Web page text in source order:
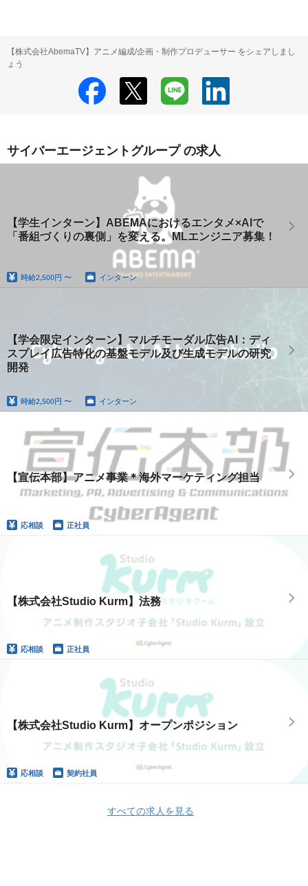
【株式会社AbemaTV】アニメ編成/企画・制作プロデューサー をシェアしまし
ょう
サイバーエージェントグループ の求人
【学生インターン】ABEMAにおけるエンタメ×AIで
「番組づくりの裏側」を変える。MLエンジニア募集！
時給2,500円 〜 インターン
【学会限定インターン】マルチモーダル広告AI：ディ
スプレイ広告特化の基盤モデル及び生成モデルの研究
開発
時給2,500円 〜 インターン
【宣伝本部】アニメ事業＊海外マーケティング担当
応相談 正社員
【株式会社Studio Kurm】法務
応相談 正社員
【株式会社Studio Kurm】オープンポジション
応相談 契約社員
すべての求人を見る